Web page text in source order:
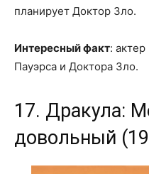
планирует Доктор Зло.
Интересный факт:
Пауэрса и Доктора Зло.
17. Дракула:
довольный